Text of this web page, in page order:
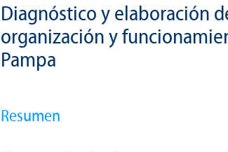
Diagnóstico y elaboración
organización y
Pampa
Resumen